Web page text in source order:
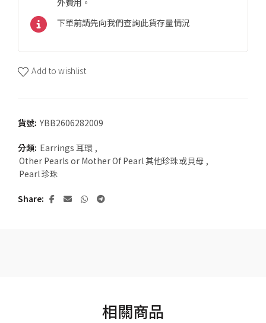
外費用。
下單前請先向我們查詢此貨存量情況
Add to wishlist
貨號: YBB2606282009
分類: Earrings 耳環 ,
Other Pearls or Mother Of Pearl 其他珍珠或貝母 ,
Pearl 珍珠
Share
相關商品